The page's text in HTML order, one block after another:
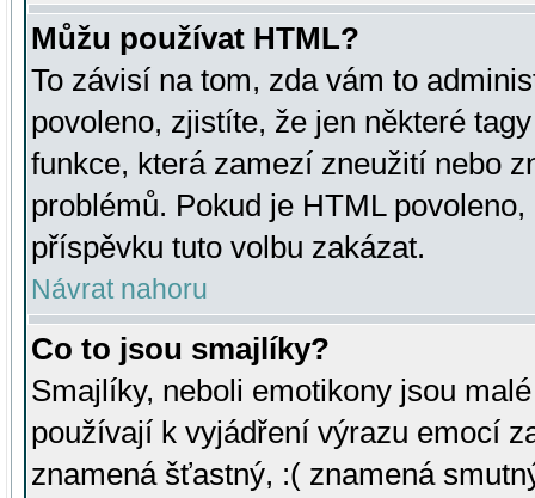
Můžu používat HTML?
To závisí na tom, zda vám to
povoleno, zjistíte, že jen některé
funkce, která zamezí zneužití nebo
problémů. Pokud je HTML
příspěvku tuto volbu zakázat.
Návrat nahoru
Co to jsou smajlíky?
Smajlíky, neboli emotikony jsou
používají k vyjádření výrazu emocí
znamená šťastný, :( znamená